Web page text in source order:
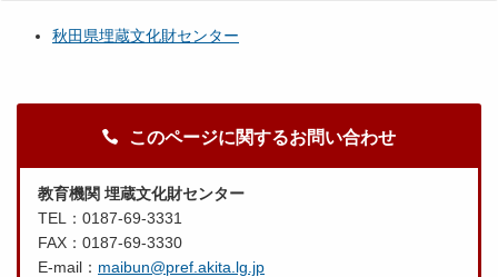
秋田県埋蔵文化財センター
このページに関するお問い合わせ
教育機関 埋蔵文化財センター
TEL：0187-69-3331
FAX：0187-69-3330
E-mail： maibun@pref.akita.lg.jp